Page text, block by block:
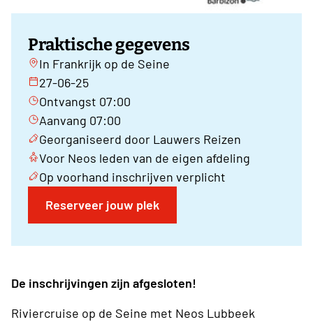
Praktische gegevens
In Frankrijk op de Seine
27-06-25
Ontvangst 07:00
Aanvang 07:00
Georganiseerd door Lauwers Reizen
Voor Neos leden van de eigen afdeling
Op voorhand inschrijven verplicht
Reserveer jouw plek
De inschrijvingen zijn afgesloten!
Riviercruise op de Seine met Neos Lubbeek